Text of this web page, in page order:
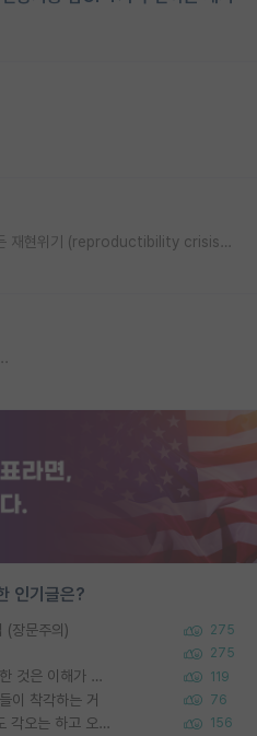
지난 10년간 국제 심리학계를 뒤흔든 재현위기 (reproductibility crisis) 요약 (1편)
인기글은?
(장문주의) 275
275
대학원생들 교수에게 가스라이팅 당한 것은 이해가 갑니다. 안타깝네요. 119
이 착각하는 거 76
석사입학예정생 분들! 제발 어느 정도 각오는 하고 오세요. 156